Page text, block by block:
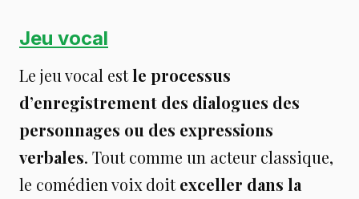
Jeu vocal
Le jeu vocal estle processus
d’enregistrement des dialogues des
personnages ou des expressions
verbales. Tout comme un acteur classique,
le comédien voix doitexceller dans la